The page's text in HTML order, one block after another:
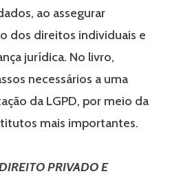
ao assegurar
dos direitos individuais e
jurídica. No livro,
necessários a uma
da LGPD, por meio da
mais importantes.
PRIVADO E